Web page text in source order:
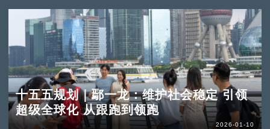
十五五规划｜鄢一龙：维护社会稳定 引领
超级全球化 从跟跑到领跑
2026-01-10